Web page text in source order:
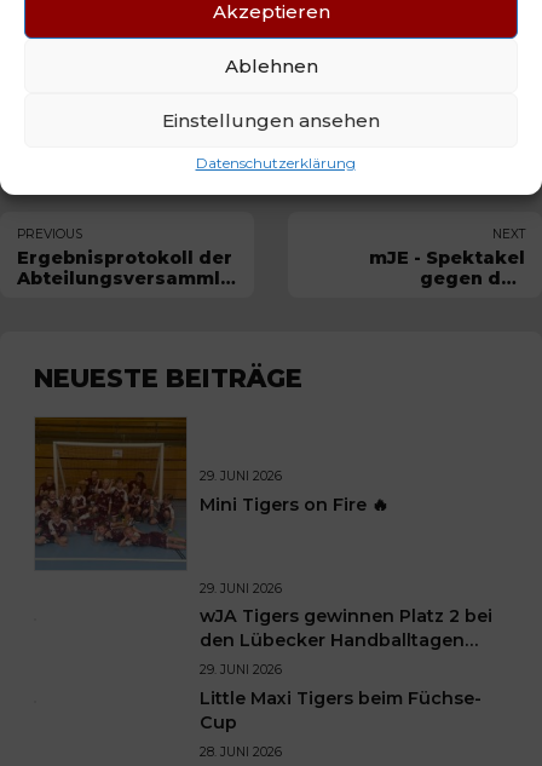
Akzeptieren
Ablehnen
Einstellungen ansehen
Datenschutzerklärung
Am 1. Advent spielen wir am Sonntag, 01.12.2024 um 17.00
dann noch 2 Heimspiele in diesem Jahr folgen. Lust auf
PREVIOUS
Ergebnisprotokoll der
Abteilungsversammlung
NEXT
mJE - Spektakel
gegen den
NEUESTE BEITRÄGE
29. JUNI 2026
Mini Tigers on Fire 🔥
29. JUNI 2026
wJA Tigers gewinnen Platz 2 bei
den Lübecker Handballtagen
2026
29. JUNI 2026
Little Maxi Tigers beim Füchse-
Cup
28. JUNI 2026